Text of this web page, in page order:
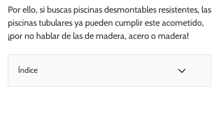
Por ello, si buscas piscinas desmontables resistentes, las
piscinas tubulares ya pueden cumplir este acometido,
¡por no hablar de las de madera, acero o madera!
Índice